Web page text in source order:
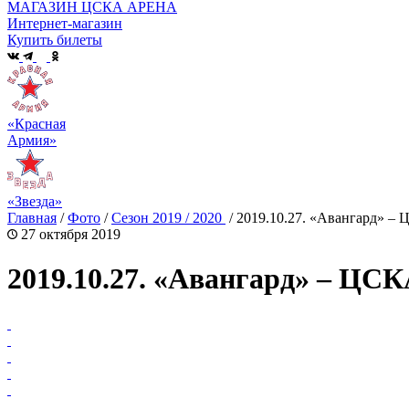
МАГАЗИН ЦСКА АРЕНА
Интернет-магазин
Купить билеты
«Красная
Армия»
«Звезда»
Главная /Фото /Сезон 2019 / 2020 / 2019.10.27. «Авангард» –
27 октября 2019
2019.10.27. «Авангард» –